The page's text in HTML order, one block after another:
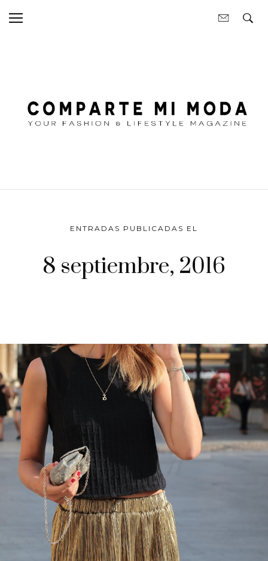
ENTRADAS PUBLICADAS EL
8 septiembre, 2016